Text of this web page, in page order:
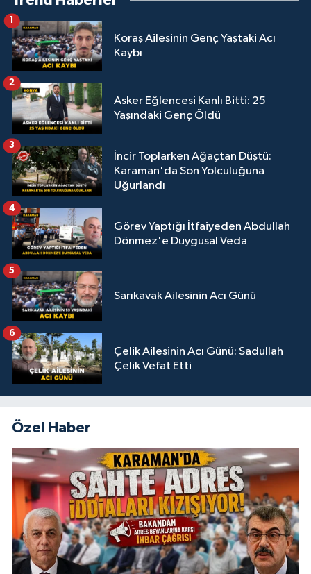
Koraş Ailesinin Genç Yaştaki Acı
Kaybı
1
Asker Eğlencesi Kanlı Bitti: 25
Yaşındaki Genç Öldü
2
İncir Toplarken Ağaçtan Düştü:
Karaman'da Son Yolculuğuna
Uğurlandı
3
Görev Yaptığı İtfaiyeden Abdullah
Dönmez'e Duygusal Veda
4
Sarıkavak Ailesinin Acı Günü
5
Çelik Ailesinin Acı Günü: Sadullah
Çelik Vefat Etti
6
Özel Haber